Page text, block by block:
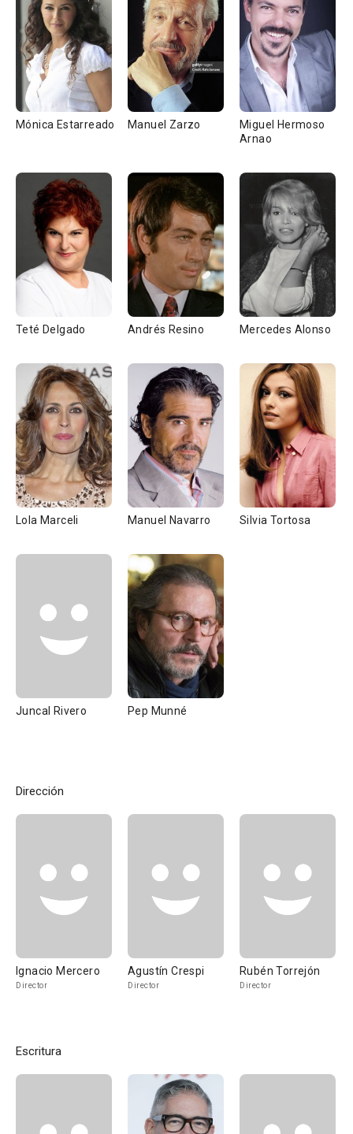
Mónica Estarreado Manuel Zarzo
Miguel Hermoso
Arnao
Teté Delgado Andrés Resino Mercedes Alonso
Lola Marceli Manuel Navarro Silvia Tortosa
Juncal Rivero Pep Munné
Dirección
Ignacio Mercero
Director
Agustín Crespi
Director
Rubén Torrejón
Director
Escritura